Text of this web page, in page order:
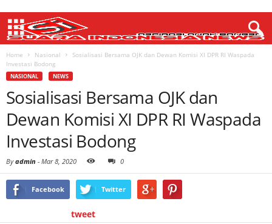
Home Nasional
Sosialisasi Bersama OJK dan Dewan Komisi XI DPR RI Waspada
Investasi Bodong
NASIONAL NEWS
Sosialisasi Bersama OJK dan
Dewan Komisi XI DPR RI Waspada
Investasi Bodong
Byadmin - Mar 8, 2020 0
Facebook Twitter
tweet